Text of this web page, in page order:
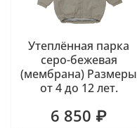
Утеплённая парка
серо-бежевая
(мембрана) Размеры
от 4 до 12 лет.
6 850 ₽